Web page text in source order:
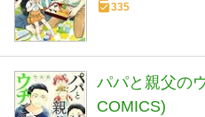
335
パパと親父の
COMICS)